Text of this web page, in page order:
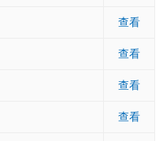
查看
查看
查看
查看